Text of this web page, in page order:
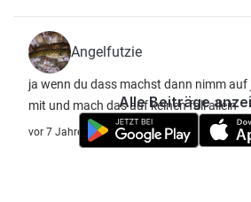
Angelfutzie
ja wenn du dass machst dann nimm auf
mit und mach das auf keinen fall allein
vor 7 Jahre
Alle Beiträge